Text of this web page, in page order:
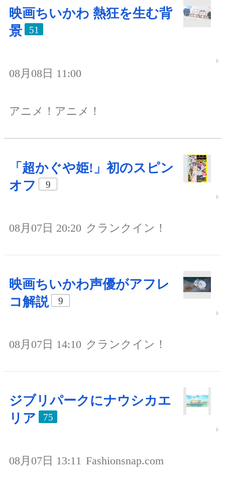
映画ちいかわ 熱狂を生む背
景
51
08月08日 11:00
アニメ！アニメ！
「超かぐや姫!」初のスピン
オフ
9
08月07日 20:20 クランクイン！
映画ちいかわ声優がアフレ
コ解説
9
08月07日 14:10 クランクイン！
ジブリパークにナウシカエ
リア
75
08月07日 13:11 Fashionsnap.com